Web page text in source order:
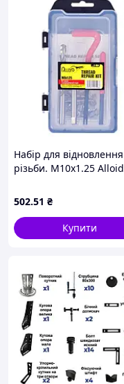
Набір для відновлення
різьби. М10х1.25 Alloid
502.51 ₴
Купити